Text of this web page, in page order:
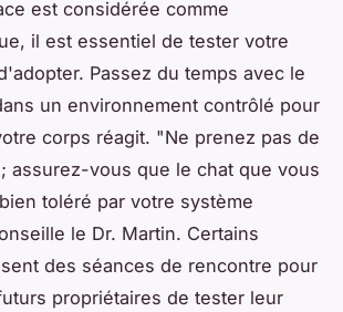
est considérée comme
il est essentiel de tester votre
Passez du temps avec le
un environnement contrôlé pour
corps réagit. "Ne prenez pas de
assurez-vous que le chat que vous
toléré par votre système
le Dr. Martin. Certains
des séances de rencontre pour
propriétaires de tester leur